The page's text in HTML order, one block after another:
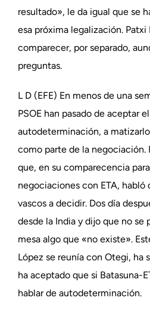
resultado», le da igual que se
esa próxima legalización.
comparecer, por separado,
preguntas.
L D (EFE) En menos de una
PSOE han pasado de aceptar
autodeterminación, a
como parte de la negociación.
que, en su comparecencia
negociaciones con ETA, habló
vascos a decidir. Dos día
desde la India y dijo que no se
mesa algo que «no existe».
López se reunía con Otegi, ha
ha aceptado que si Batasuna-
hablar de autodeterminación.